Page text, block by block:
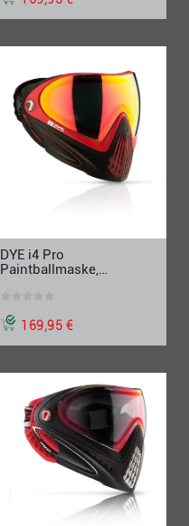
DYE i4 Pro
Paintballmaske,
169,95 €